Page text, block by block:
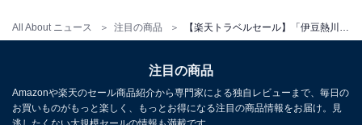
All About ニュース 注目の商品
注目の商品
Amazonや楽天のセール商品紹介から専門家による独自レビューまで、毎日の
お買いものがもっと楽しく、もっとお得になる注目の商品情報をお届け。見